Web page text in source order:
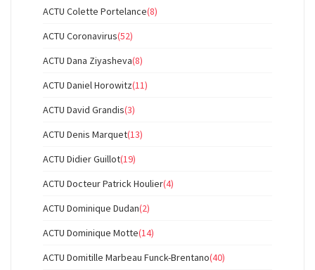
ACTU Colette Portelance(8)
ACTU Coronavirus(52)
ACTU Dana Ziyasheva(8)
ACTU Daniel Horowitz(11)
ACTU David Grandis(3)
ACTU Denis Marquet(13)
ACTU Didier Guillot(19)
ACTU Docteur Patrick Houlier(4)
ACTU Dominique Dudan(2)
ACTU Dominique Motte(14)
ACTU Domitille Marbeau Funck-Brentano(40)